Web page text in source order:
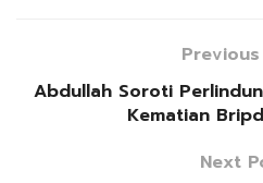
Abdullah Soroti
Kematian
Next